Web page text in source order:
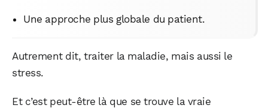
Une approche plus globale du patient.
Autrement dit, traiter la maladie, mais aussi le
stress.
Et c’est peut-être là que se trouve la vraie